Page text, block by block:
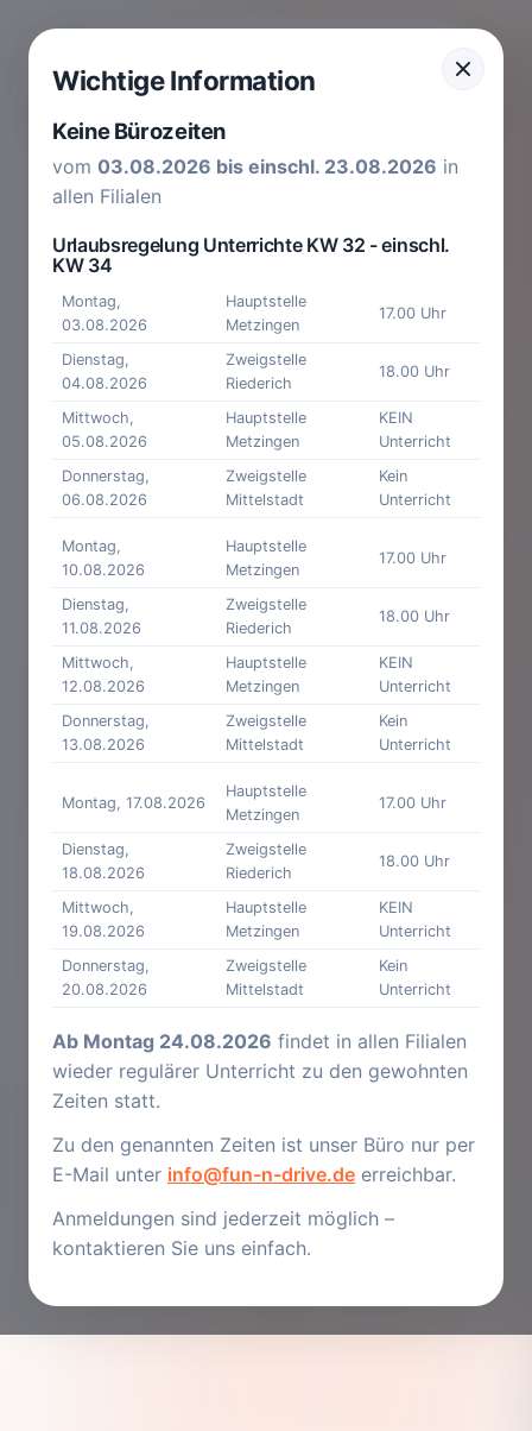
Wichtige Information
Keine Bürozeiten
vom 03.08.2026 bis einschl. 23.08.2026 in
allen Filialen
Urlaubsregelung Unterrichte KW 32 - einschl.
KW 34
Montag,
03.08.2026
Hauptstelle
Metzingen
17.00 Uhr
Dienstag,
04.08.2026
Zweigstelle
Riederich
18.00 Uhr
Mittwoch,
05.08.2026
Hauptstelle
Metzingen
KEIN
Unterricht
Donnerstag,
06.08.2026
Zweigstelle
Mittelstadt
Kein
Unterricht
Montag,
10.08.2026
Hauptstelle
Metzingen
17.00 Uhr
Dienstag,
11.08.2026
Zweigstelle
Riederich
18.00 Uhr
Mittwoch,
12.08.2026
Hauptstelle
Metzingen
KEIN
Unterricht
Donnerstag,
13.08.2026
Zweigstelle
Mittelstadt
Kein
Unterricht
Montag, 17.08.2026
Hauptstelle
Metzingen
17.00 Uhr
Dienstag,
18.08.2026
Zweigstelle
Riederich
18.00 Uhr
Mittwoch,
19.08.2026
Hauptstelle
Metzingen
KEIN
Unterricht
Donnerstag,
20.08.2026
Zweigstelle
Mittelstadt
Kein
Unterricht
Ab Montag 24.08.2026 findet in allen Filialen
wieder regulärer Unterricht zu den gewohnten
Zeiten statt.
Zu den genannten Zeiten ist unser Büro nur per
E-Mail unter info@fun-n-drive.de erreichbar.
Anmeldungen sind jederzeit möglich –
kontaktieren Sie uns einfach.